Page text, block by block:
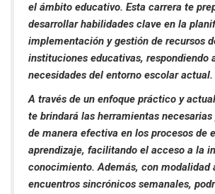
el ámbito educativo. Esta carrera te
desarrollar habilidades clave en la
implementación y gestión de recursos
instituciones educativas, respondiendo
necesidades del entorno escolar actual.
A través de un enfoque práctico y
te brindará las herramientas
de manera efectiva en los procesos de
aprendizaje, facilitando el acceso a la
conocimiento. Además, con modalidad
encuentros sincrónicos semanales,